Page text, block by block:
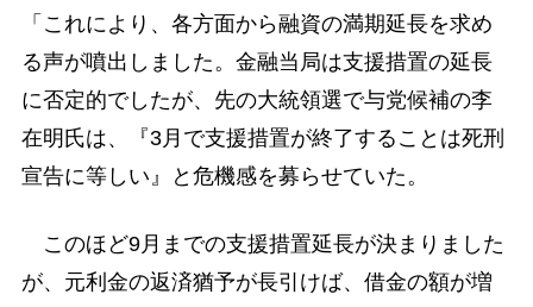
「これにより、各方面から融資の満期延長を求め
る声が噴出しました。金融当局は支援措置の延長
に否定的でしたが、先の大統領選で与党候補の李
在明氏は、『3月で支援措置が終了することは死刑
宣告に等しい』と危機感を募らせていた。
このほど9月までの支援措置延長が決まりました
が、元利金の返済猶予が長引けば、借金の額が増